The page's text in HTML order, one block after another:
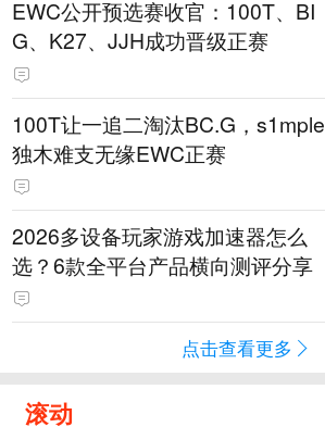
EWC公开预选赛收官：100T、BI
G、K27、JJH成功晋级正赛
100T让一追二淘汰BC.G，s1mple
独木难支无缘EWC正赛
2026多设备玩家游戏加速器怎么
选？6款全平台产品横向测评分享
点击查看更多
滚动